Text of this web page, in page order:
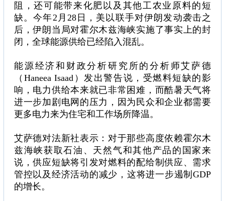
阻，还可能带来化肥以及其他工农业原料的短
缺。今年2月28日，美以联手对伊朗发动袭击之
后，伊朗当局对霍尔木兹海峡实施了事实上的封
闭，全球能源供给已经陷入混乱。
能源经济和财政分析研究所的分析师艾萨德
（Haneea Isaad）发出警告说，受燃料短缺的影
响，电力供给本来就已非常困难，而酷暑天气将
进一步加剧电网的压力，因为民众和企业都需要
更多电力来为住宅和工作场所降温。
艾萨德对法新社表示：对于那些高度依赖霍尔木
兹海峡获取石油、天然气和其他产品的国家来
说，供应短缺将引发对燃料的配给制供应、需求
管控以及经济活动的减少，这将进一步遏制GDP
的增长。